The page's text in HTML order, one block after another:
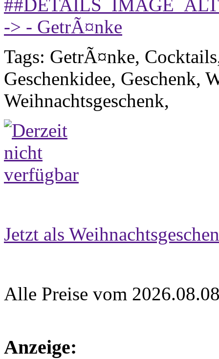
Tags: GetrÃ¤nke,
Geschenkidee, Geschenk,
Weihnachtsgeschenk,
Jetzt als
Alle Preise vom
Anzeige: